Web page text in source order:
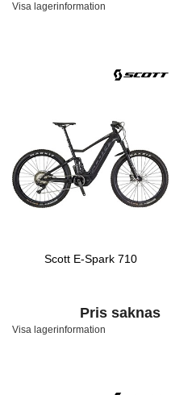
Visa lagerinformation
Scott E-Spark 710
Pris saknas
Visa lagerinformation